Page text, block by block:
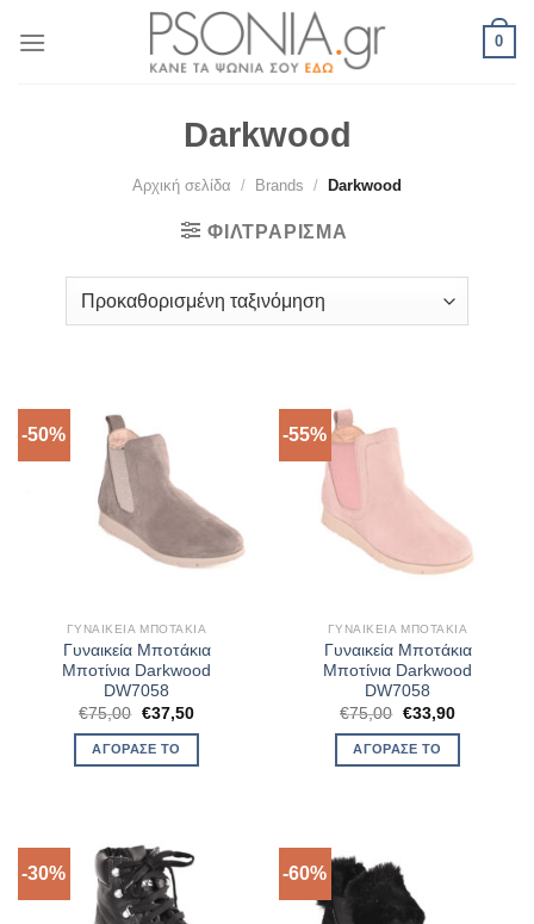
0
Darkwood
Αρχική σελίδα / Brands / Darkwood
ΦΙΛΤΡΆΡΙΣΜΑ
-50%
ΓΥΝΑΙΚΕΊΑ ΜΠΟΤΆΚΙΑ
Γυναικεία Μποτάκια
Μποτίνια Darkwood
DW7058
€75,00 Original
price
was:
€75,00.
€37,50Η
ΑΓΌΡΑΣΈ ΤΟ
-55%
ΓΥΝΑΙΚΕΊΑ ΜΠΟΤΆΚΙΑ
Γυναικεία Μποτάκια
Μποτίνια Darkwood
DW7058
€75,00 Original
price
was:
€75,00.
€33,90Η
ΑΓΌΡΑΣΈ ΤΟ
-30% -60%